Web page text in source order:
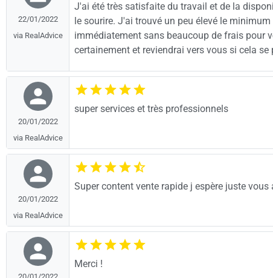
22/01/2022
via RealAdvice
J'ai été très satisfaite du travail et de la
le sourire. J'ai trouvé un peu élevé le
immédiatement sans beaucoup de frais pour
certainement et reviendrai vers vous si cela
20/01/2022
via RealAdvice
super services et très professionnels
20/01/2022
via RealAdvice
Super content vente rapide j espère juste
Merci !